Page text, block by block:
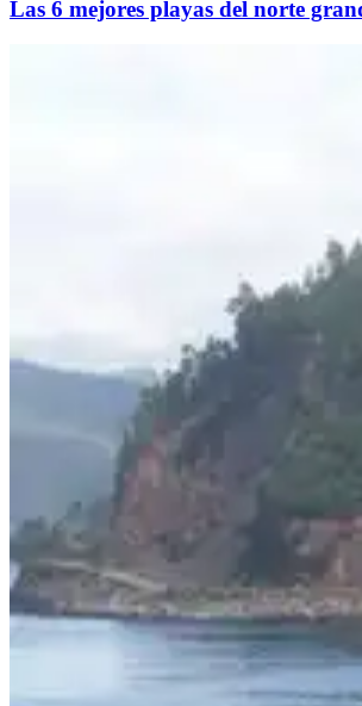
Las 6 mejores playas del norte